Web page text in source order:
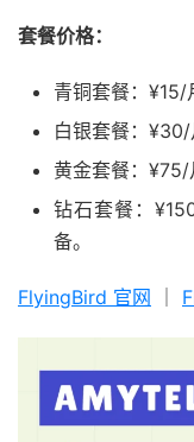
套餐价格：
青铜套餐：¥15/
白银套餐：¥30/
黄金套餐：¥75/
钻石套餐：
备。
FlyingBird 官网